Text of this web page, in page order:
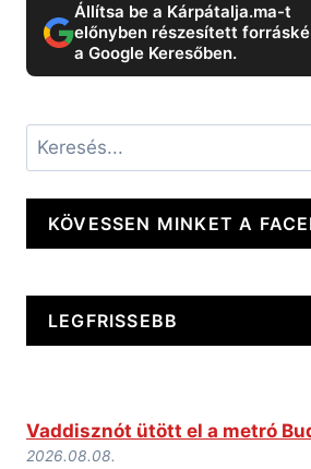
Állítsa be a Kárpátalja.ma-t
előnyben részesített
a Google Keresőben.
Keresés
KÖVESSEN MINKET A
LEGFRISSEBB
Vaddisznót ütött el a metró
2026.08.08.